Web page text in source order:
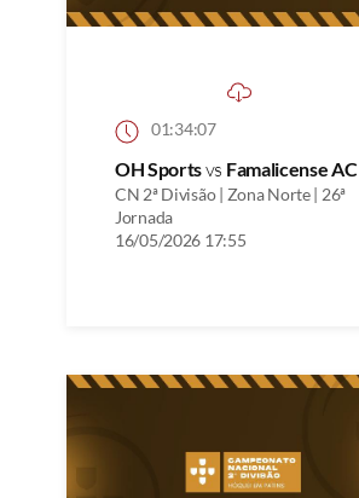
01:34:07
OH Sportsvs Famalicense AC
CN 2ª Divisão | Zona Norte | 26ª
Jornada
16/05/2026 17:55